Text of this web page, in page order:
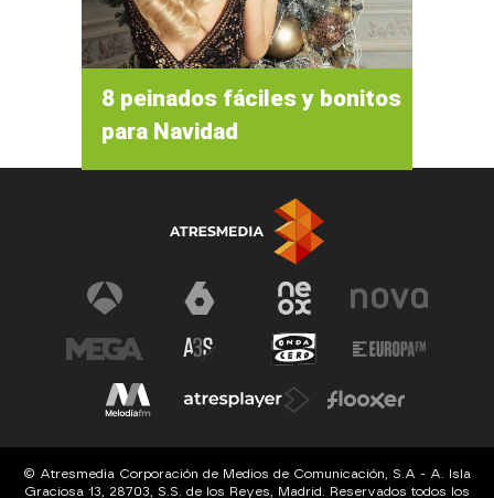
8 peinados fáciles y bonitos
para Navidad
© Atresmedia Corporación de Medios de Comunicación, S.A - A. Isla
Graciosa 13, 28703, S.S. de los Reyes, Madrid. Reservados todos los